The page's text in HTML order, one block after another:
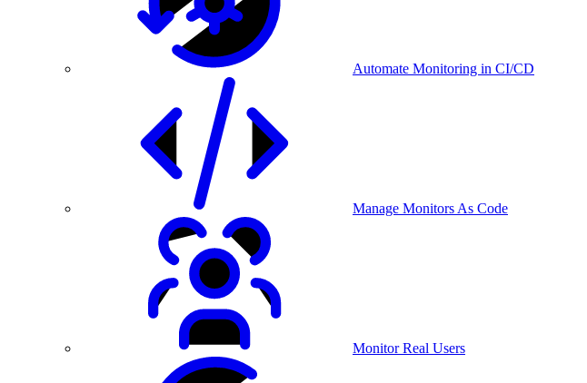
Automate Monitoring in CI/CD
Manage Monitors As Code
Monitor Real Users